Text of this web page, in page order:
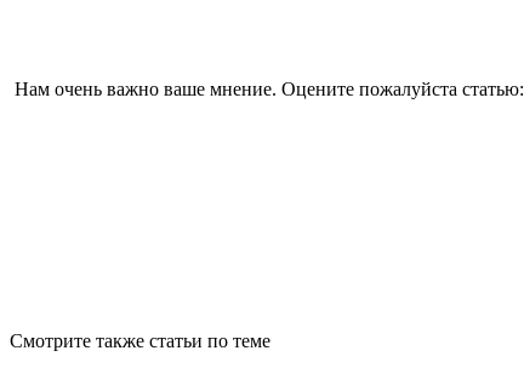
Нам очень важно ваше мнение. Оцените пожалуйста статью:
Смотрите также статьи по теме